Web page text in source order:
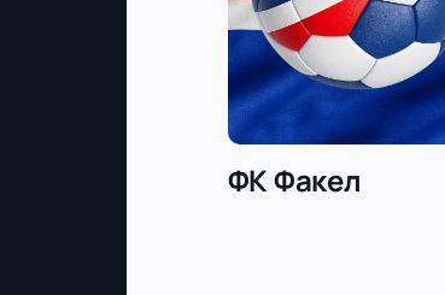
ФК Факел